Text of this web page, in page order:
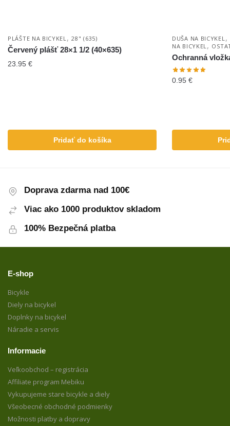
PLÁŠTE NA BICYKEL,28" (635)
Červený plášť 28×1 1/2 (40×635)
23.95 €
Pridať do košíka
DUŠA NA BICYKEL,
NA BICYKEL,
Ochranná
0.95 €
Doprava zdarma nad 100€
Viac ako 1000 produktov skladom
100% Bezpečná platba
E-shop
Bicykle
Diely na bicykel
Doplnky na bicykel
Náradie a servis
Informacie
Veľkoobchod – registrácia
Affiliate program Mebiku
Vykupujeme stare bicykle a diely
Všeobecné obchodné podmienky
Možnosti platby a dopravy